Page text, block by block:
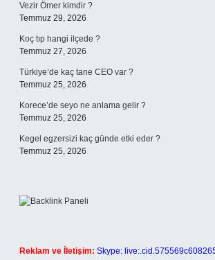
Vezir Ömer kimdir ?
Temmuz 29, 2026
Koç tıp hangi ilçede ?
Temmuz 27, 2026
Türkiye’de kaç tane CEO var ?
Temmuz 25, 2026
Korece’de seyo ne anlama gelir ?
Temmuz 25, 2026
Kegel egzersizi kaç günde etki eder ?
Temmuz 25, 2026
Reklam ve İletişim: Skype: